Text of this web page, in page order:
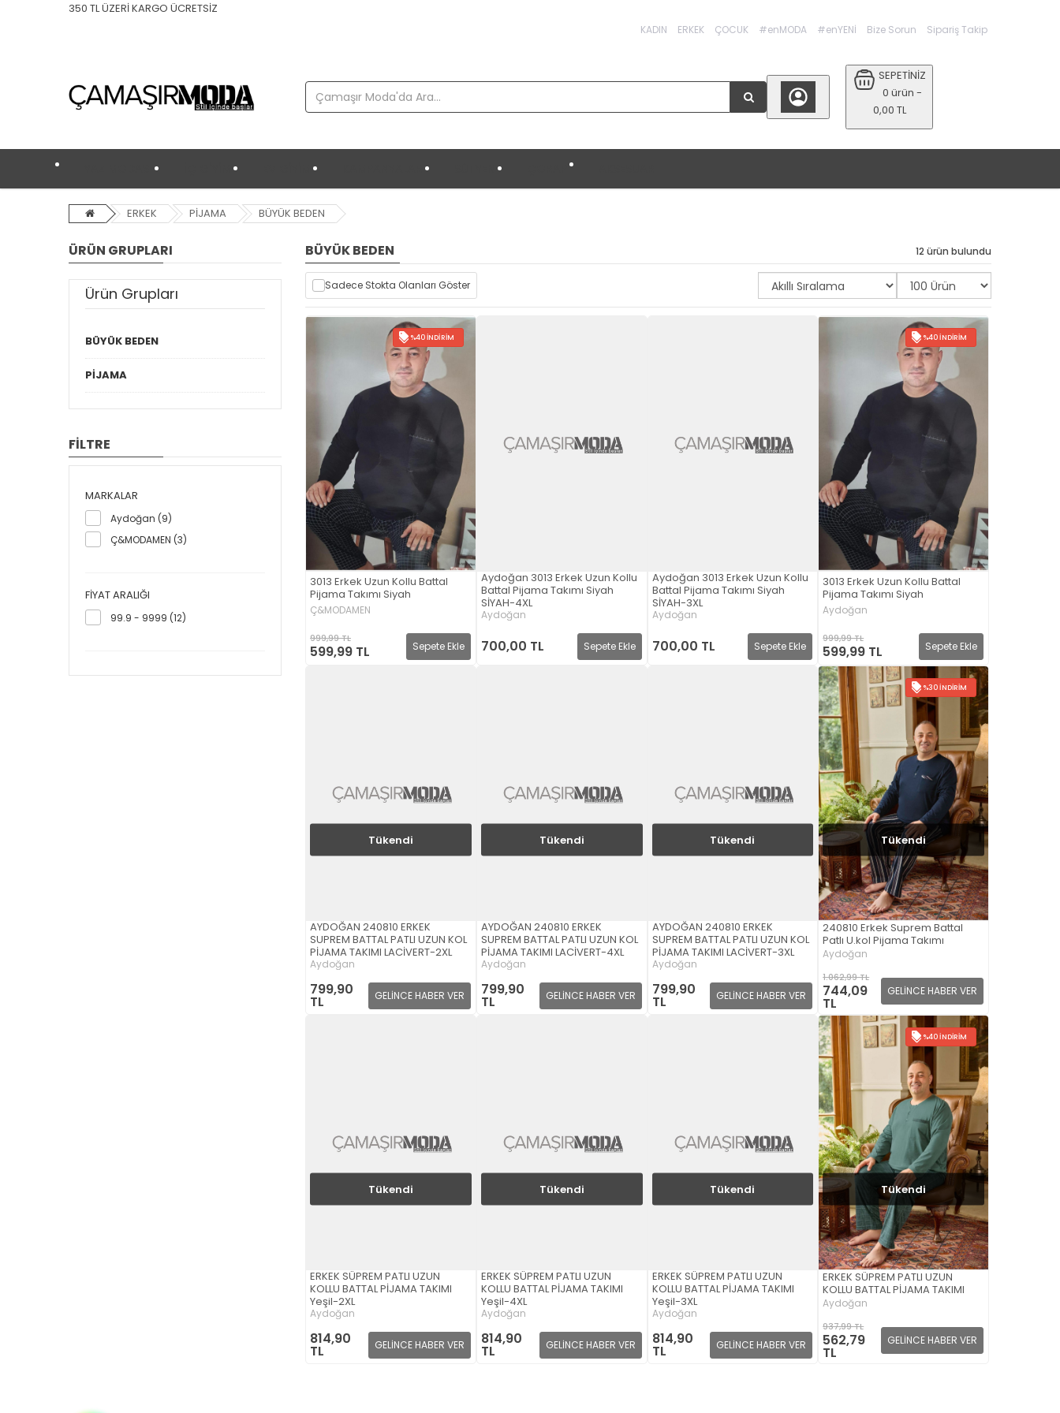
350 TL ÜZERİ KARGO ÜCRETSİZ
KADIN ERKEK ÇOCUK #enMODA #enYENİ Bize Sorun Sipariş Takip
SEPETİNİZ
0 ürün -
0,00 TL
ERKEK PİJAMA BÜYÜK BEDEN
ÜRÜN GRUPLARI
Ürün Grupları
BÜYÜK BEDEN
PİJAMA
FİLTRE
MARKALAR
Aydoğan (9)
Ç&MODAMEN (3)
FIYAT ARALIĞI
99.9 - 9999 (12)
BÜYÜK BEDEN 12 ürün bulundu
Sadece Stokta Olanları Göster
%40 İNDIRIM
3013 Erkek Uzun Kollu Battal
Pijama Takımı Siyah
Ç&MODAMEN
999,99 TL
599,99 TL Sepete Ekle
Aydoğan 3013 Erkek Uzun Kollu
Battal Pijama Takımı Siyah
SİYAH-4XL
Aydoğan
700,00 TL Sepete Ekle
Aydoğan 3013 Erkek Uzun Kollu
Battal Pijama Takımı Siyah
SİYAH-3XL
Aydoğan
700,00 TL Sepete Ekle
%40 İNDIRIM
3013 Erkek Uzun Kollu Battal
Pijama Takımı Siyah
Aydoğan
999,99 TL
599,99 TL Sepete Ekle
Tükendi
AYDOĞAN 240810 ERKEK
SUPREM BATTAL PATLI UZUN KOL
PİJAMA TAKIMI LACİVERT-2XL
Aydoğan
799,90
TL GELİNCE HABER VER
Tükendi
AYDOĞAN 240810 ERKEK
SUPREM BATTAL PATLI UZUN KOL
PİJAMA TAKIMI LACİVERT-4XL
Aydoğan
799,90
TL GELİNCE HABER VER
Tükendi
AYDOĞAN 240810 ERKEK
SUPREM BATTAL PATLI UZUN KOL
PİJAMA TAKIMI LACİVERT-3XL
Aydoğan
799,90
TL GELİNCE HABER VER
%30 İNDIRIM
Tükendi
240810 Erkek Suprem Battal
Patlı U.kol Pijama Takımı
Aydoğan
1.062,99 TL
744,09
TL
GELİNCE HABER VER
Tükendi
ERKEK SÜPREM PATLI UZUN
KOLLU BATTAL PİJAMA TAKIMI
Yeşil-2XL
Aydoğan
814,90
TL GELİNCE HABER VER
Tükendi
ERKEK SÜPREM PATLI UZUN
KOLLU BATTAL PİJAMA TAKIMI
Yeşil-4XL
Aydoğan
814,90
TL GELİNCE HABER VER
Tükendi
ERKEK SÜPREM PATLI UZUN
KOLLU BATTAL PİJAMA TAKIMI
Yeşil-3XL
Aydoğan
814,90
TL GELİNCE HABER VER
%40 İNDIRIM
Tükendi
ERKEK SÜPREM PATLI UZUN
KOLLU BATTAL PİJAMA TAKIMI
Aydoğan
937,99 TL
562,79
TL
GELİNCE HABER VER